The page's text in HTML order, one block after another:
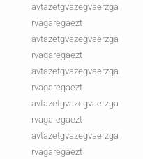
avtazetgvazegvaerzga
rvagaregaezt
avtazetgvazegvaerzga
rvagaregaezt
avtazetgvazegvaerzga
rvagaregaezt
avtazetgvazegvaerzga
rvagaregaezt
avtazetgvazegvaerzga
rvagaregaezt